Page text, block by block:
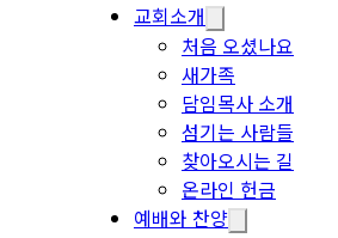
교회소개
처음 오셨나요
새가족
담임목사 소개
섬기는 사람들
찾아오시는 길
온라인 헌금
예배와 찬양